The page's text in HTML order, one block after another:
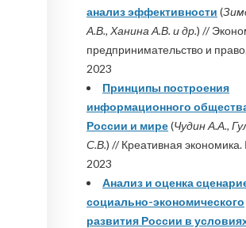
анализ эффективности (
А.В., Ханина А.В. и др.) //
предпринимательство и
2023
Принципы построения
информационного
России и мире(Чудин А.А.,
С.В.) // Креативная
2023
Анализ и оценка
социально-экономического
развития России в